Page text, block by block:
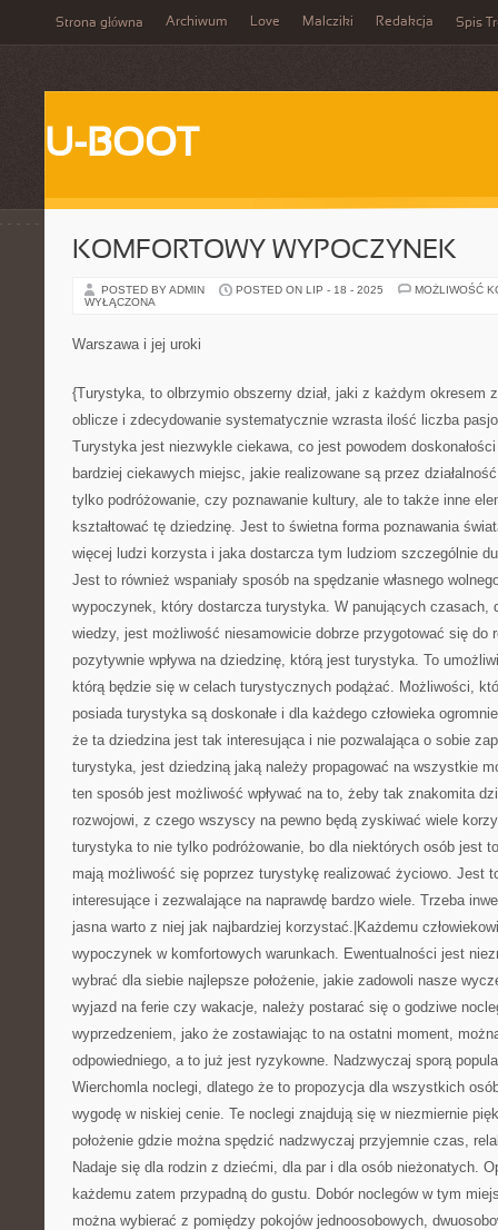
Strona główna Archiwum Love Malcziki Redakcja Spis
U-BOOT
KOMFORTOWY WYPOCZYNEK
POSTED BY ADMIN POSTED ON LIP - 18 - 2025
MOŻLIWOŚĆ
WYŁĄCZONA
Warszawa i jej uroki
{Turystyka, to olbrzymio obszerny dział, jaki z każdym okresem
oblicze i zdecydowanie systematycznie wzrasta ilość liczba
Turystyka jest niezwykle ciekawa, co jest powodem
bardziej ciekawych miejsc, jakie realizowane są przez
tylko podróżowanie, czy poznawanie kultury, ale to także inne
kształtować tę dziedzinę. Jest to świetna forma poznawania
więcej ludzi korzysta i jaka dostarcza tym ludziom szczególnie
Jest to również wspaniały sposób na spędzanie własnego
wypoczynek, który dostarcza turystyka. W panujących czasach,
wiedzy, jest możliwość niesamowicie dobrze przygotować się do
pozytywnie wpływa na dziedzinę, którą jest turystyka. To
którą będzie się w celach turystycznych podążać. Możliwości,
posiada turystyka są doskonałe i dla każdego człowieka
że ta dziedzina jest tak interesująca i nie pozwalająca o sobie
turystyka, jest dziedziną jaką należy propagować na wszystkie
ten sposób jest możliwość wpływać na to, żeby tak znakomita
rozwojowi, z czego wszyscy na pewno będą zyskiwać wiele
turystyka to nie tylko podróżowanie, bo dla niektórych osób jest
mają możliwość się poprzez turystykę realizować życiowo. Jest
interesujące i zezwalające na naprawdę bardzo wiele. Trzeba
jasna warto z niej jak najbardziej korzystać.|Każdemu
wypoczynek w komfortowych warunkach. Ewentualności jest
wybrać dla siebie najlepsze położenie, jakie zadowoli nasze
wyjazd na ferie czy wakacje, należy postarać się o godziwe
wyprzedzeniem, jako że zostawiając to na ostatni moment,
odpowiedniego, a to już jest ryzykowne. Nadzwyczaj sporą
Wierchomla noclegi, dlatego że to propozycja dla wszystkich
wygodę w niskiej cenie. Te noclegi znajdują się w niezmiernie
położenie gdzie można spędzić nadzwyczaj przyjemnie czas,
Nadaje się dla rodzin z dziećmi, dla par i dla osób nieżonatych.
każdemu zatem przypadną do gustu. Dobór noclegów w tym
można wybierać z pomiędzy pokojów jednoosobowych,